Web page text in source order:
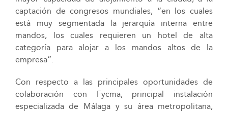
captación de congresos mundiales, “en los cuales
está muy segmentada la jerarquía interna entre
mandos, los cuales requieren un hotel de alta
categoría para alojar a los mandos altos de la
empresa”.
Con respecto a las principales oportunidades de
colaboración con Fycma, principal instalación
especializada de Málaga y su área metropolitana,